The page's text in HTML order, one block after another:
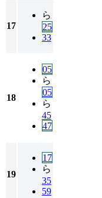
17
ら
25
33
18
05
ら
05
ら
45
47
19
17
ら
35
59